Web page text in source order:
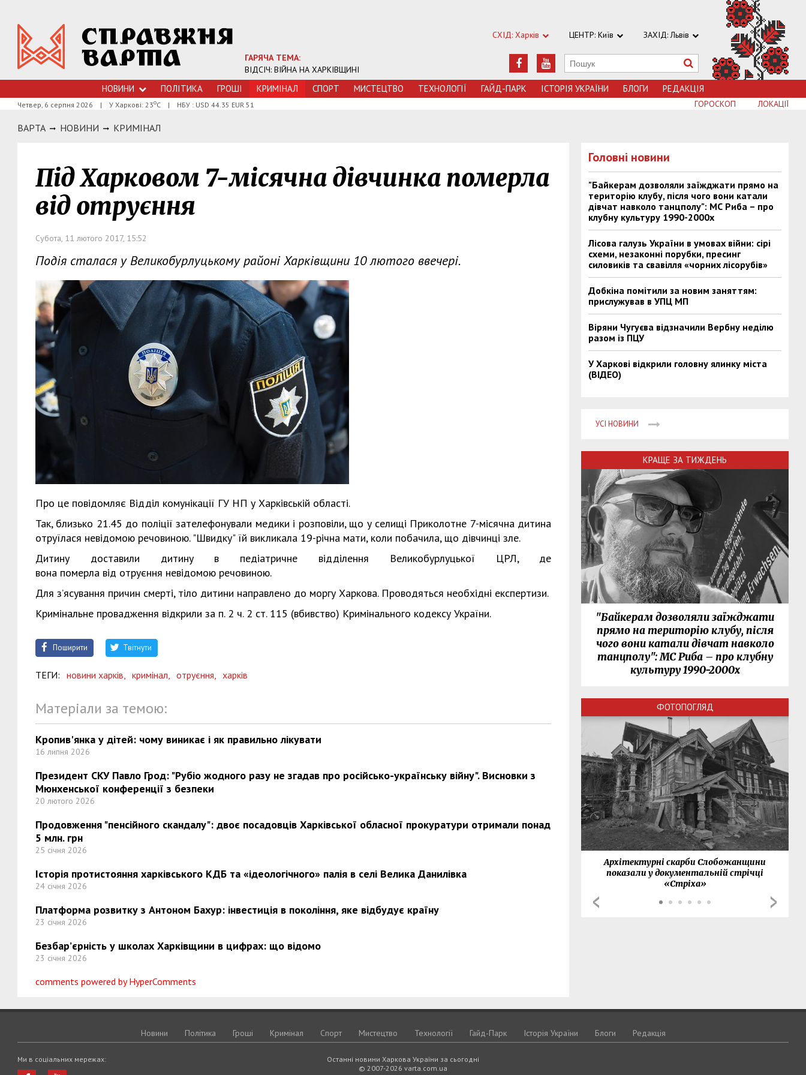
ГАРЯЧА ТЕМА:
ВІДСІЧ: ВІЙНА НА ХАРКІВЩИНІ
СХІД: Харків ЦЕНТР: Київ ЗАХІД: Львів
НОВИНИ ПОЛІТИКА ГРОШI КРИМIНАЛ СПОРТ МИСТЕЦТВО ТЕХНОЛОГIЇ ГАЙД-ПАРК ІСТОРІЯ УКРАЇНИ БЛОГИ РЕДАКЦІЯ
Четвер, 6 серпня 2026 | У Харкові: 23оС | НБУ : USD 44.35 EUR 51 ЛОКАЦІЇ
ГОРОСКОП
ВАРТА НОВИНИ КРИМIНАЛ
Під Харковом 7-місячна дівчинка померла
від отруєння
Субота, 11 лютого 2017, 15:52
Подія сталася у Великобурлуцькому районі Харківщини 10 лютого ввечері.
Про це повідомляє Відділ комунікації ГУ НП у Харківській області.
Так, близько 21.45 до поліції зателефонували медики і розповіли, що у селищі Приколотне 7-місячна дитина
отруїлася невідомою речовиною. "Швидку" їй викликала 19-річна мати, коли побачила, що дівчинці зле.
Дитину доставили дитину в педіатричне відділення Великобурлуцької ЦРЛ, де
вона померла від отруєння невідомою речовиною.
Для з’ясування причин смерті, тіло дитини направлено до моргу Харкова. Проводяться необхідні експертизи.
Кримінальне провадження відкрили за п. 2 ч. 2 ст. 115 (вбивство) Кримінального кодексу України.
Поширити Твітнути
ТЕГИ: новини харків, кримінал, отруєння, харків
Матеріали за темою:
Кропив'янка у дітей: чому виникає і як правильно лікувати
16 липня 2026
Президент СКУ Павло Грод: "Рубіо жодного разу не згадав про російсько-українську війну". Висновки з
Мюнхенської конференції з безпеки
20 лютого 2026
Продовження "пенсійного скандалу": двоє посадовців Харківської обласної прокуратури отримали понад
5 млн. грн
25 січня 2026
Історія протистояння харківського КДБ та «ідеологічного» палія в селі Велика Данилівка
24 січня 2026
Платформа розвитку з Антоном Бахур: інвестиція в покоління, яке відбудує країну
23 січня 2026
Безбар’єрність у школах Харківщини в цифрах: що відомо
23 січня 2026
comments powered by HyperComments
Головні новини
"Байкерам дозволяли заїжджати прямо на
територію клубу, після чого вони катали
дівчат навколо танцполу": МС Риба – про
клубну культуру 1990-2000х
Лісова галузь України в умовах війни: сірі
схеми, незаконні порубки, пресинг
силовиків та свавілля «чорних лісорубів»
Добкіна помітили за новим заняттям:
прислужував в УПЦ МП
Віряни Чугуєва відзначили Вербну неділю
разом із ПЦУ
У Харкові відкрили головну ялинку міста
(ВІДЕО)
УСІ НОВИНИ
КРАЩЕ ЗА ТИЖДЕНЬ
"Байкерам дозволяли заїжджати
прямо на територію клубу, після
чого вони катали дівчат навколо
танцполу": МС Риба – про клубну
культуру 1990-2000х
ФОТОПОГЛЯД
Архітектурні скарби Слобожанщини
показали у документальній стрічці
«Стріха»
Новини Політика Грошi Кримiнал Спорт Мистецтво Технологiї Гайд-Парк Історія України Блоги Редакція
Останні новини Харкова України за сьогодні
© 2007-2026 varta.com.ua
Ми в соціальних мережах: